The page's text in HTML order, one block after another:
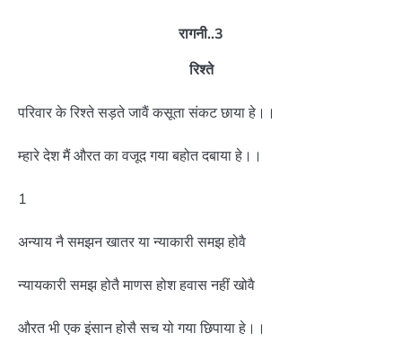
रागनी..3
रिश्ते
परिवार के रिश्ते सड़ते जावैं कसूता संकट छाया हे।।
म्हारे देश मैं औरत का वजूद गया बहोत दबाया हे।।
1
अन्याय नै समझन खातर या न्याकारी समझ होवै
न्यायकारी समझ होतै माणस होश हवास नहीं खोवै
औरत भी एक इंसान होसै सच यो गया छिपाया हे।।